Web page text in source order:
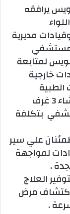
يرافقه
مديرية
مستشفي
لمتابعة
خارجية
بالإضافة إلي مبني داخلي للمرضي وإنشاء 3 غرف
بتكلفة
علي سير
لمواجهة
.
العلاج
لاكتشاف مرض
.